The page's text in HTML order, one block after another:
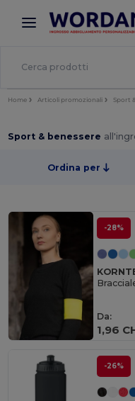
× App Wordans
Prezzi migliori
Home Articoli promozionali Sport
Sport & benessere
Ordina per
-28%
Da:
1,96
-26%